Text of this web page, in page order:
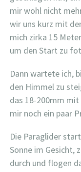
mir wohl nicht
wir uns kurz mit
mich zirka 15
um den Start zu
Dann wartete ich,
den Himmel zu
das 18-200mm
mir noch ein paar
Die Paraglider
Sonne im Gesicht,
durch und flogen